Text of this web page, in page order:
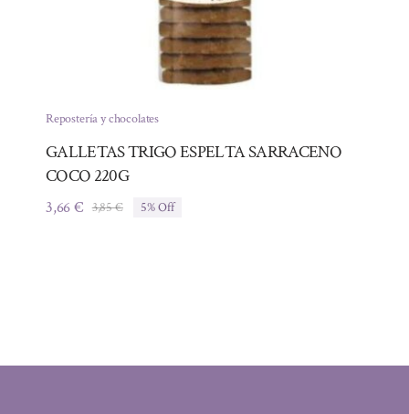
Repostería y chocolates
GALLETAS TRIGO ESPELTA SARRACENO
COCO 220G
3,85€El
3,66€
El
5% Off